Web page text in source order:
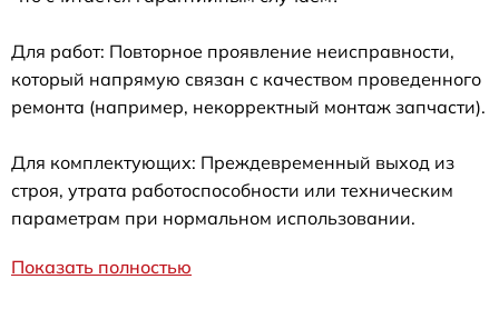
Для работ: Повторное проявление неисправности,
который напрямую связан с качеством проведенного
ремонта (например, некорректный монтаж запчасти).
Для комплектующих: Преждевременный выход из
строя, утрата работоспособности или техническим
параметрам при нормальном использовании.
Показать полностью